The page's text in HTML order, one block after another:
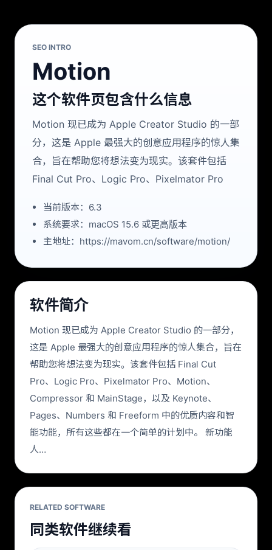
SEO INTRO
Motion
这个软件页包含什么信息
Motion 现已成为 Apple Creator Studio 的一部
分，这是 Apple 最强大的创意应用程序的惊人集
合，旨在帮助您将想法变为现实。该套件包括
Final Cut Pro、Logic Pro、Pixelmator Pro
当前版本：6.3
系统要求：macOS 15.6 或更高版本
主地址：https://mavom.cn/software/motion/
软件简介
Motion 现已成为 Apple Creator Studio 的一部分，
这是 Apple 最强大的创意应用程序的惊人集合，旨在
帮助您将想法变为现实。该套件包括 Final Cut
Pro、Logic Pro、Pixelmator Pro、Motion、
Compressor 和 MainStage，以及 Keynote、
Pages、Numbers 和 Freeform 中的优质内容和智
能功能，所有这些都在一个简单的计划中。 新功能
人…
RELATED SOFTWARE
同类软件继续看